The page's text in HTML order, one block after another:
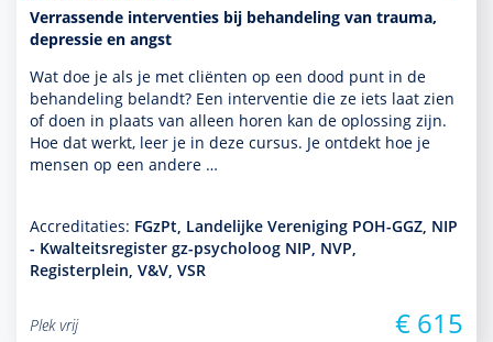
Verrassende interventies bij behandeling van trauma,
depressie en angst
Wat doe je als je met cliënten op een dood punt in de
behan­del­ing belandt? Een inter­ventie die ze iets laat zien
of doen in plaats van alleen horen kan de oplos­sing zijn.
Hoe dat werkt, leer je in deze cursus. Je ontdekt hoe je
mensen op een andere …
Accreditaties: FGzPt, Landelijke Vereniging POH-GGZ, NIP
- Kwalteitsregister gz-psycholoog NIP, NVP,
Registerplein, V&V, VSR
Plek vrij € 615